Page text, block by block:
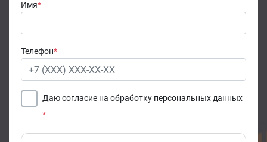
Имя*
Телефон*
Даю согласие на обработку персональных данных
*